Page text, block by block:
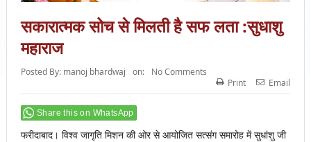
सकारात्मक सोच से मिलती है सफ लता :सुधाशु
महाराज
Posted By: manoj bhardwaj on:
No Comments
Print
Email
Share this on WhatsApp
फरीदाबाद। विश्व जागृति मिशन की ओर से आयोजित सत्संग समारोह में सुधांशु जी